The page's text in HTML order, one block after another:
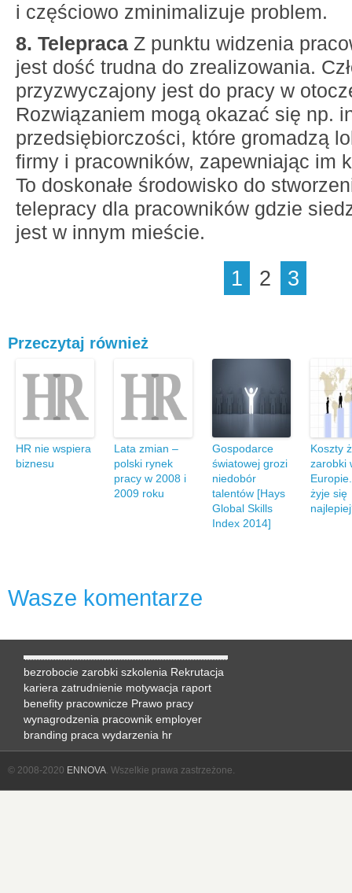
i częściowo zminimalizuje problem.
8. Telepraca Z punktu widzenia
jest dość trudna do zrealizowania.
przyzwyczajony jest do pracy w
Rozwiązaniem mogą okazać się np.
przedsiębiorczości, które gromadzą
firmy i pracowników, zapewniając im
To doskonałe środowisko do
telepracy dla pracowników gdzie
jest w innym mieście.
1 2 3
Przeczytaj również
HR nie wspiera
biznesu
Lata zmian –
polski rynek
pracy w 2008 i
2009 roku
Gospodarce
światowej grozi
niedobór
talentów [Hays
Global Skills
Index 2014]
Koszty
zarobki
żyje się
Wasze komentarze
bezrobocie zarobki szkolenia Rekrutacja
kariera zatrudnienie motywacja raport
benefity pracownicze Prawo pracy
wynagrodzenia pracownik employer
branding praca wydarzenia hr
© 2008-2020 ENNOVA. Wszelkie prawa zastrzeżone.